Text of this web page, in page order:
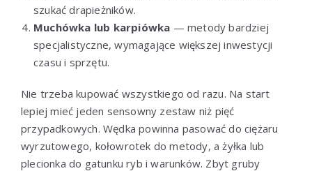
szukać drapieżników.
Muchówka lub karpiówka — metody bardziej
specjalistyczne, wymagające większej inwestycji
czasu i sprzętu.
Nie trzeba kupować wszystkiego od razu. Na start
lepiej mieć jeden sensowny zestaw niż pięć
przypadkowych. Wędka powinna pasować do ciężaru
wyrzutowego, kołowrotek do metody, a żyłka lub
plecionka do gatunku ryb i warunków. Zbyt gruby